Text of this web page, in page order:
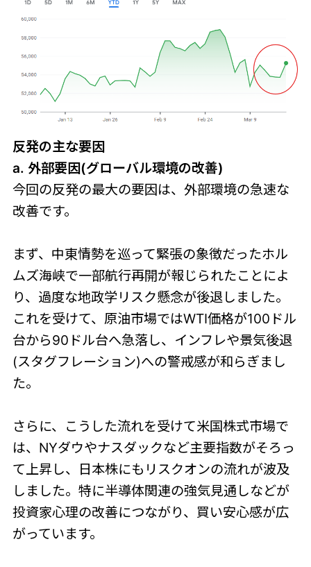
反発の主な要因
a. 外部要因(グローバル環境の改善)
今回の反発の最大の要因は、外部環境の急速な
改善です。
まず、中東情勢を巡って緊張の象徴だったホル
ムズ海峡で一部航行再開が報じられたことによ
り、過度な地政学リスク懸念が後退しました。
これを受けて、原油市場ではWTI価格が100ドル
台から90ドル台へ急落し、インフレや景気後退
(スタグフレーション)への警戒感が和らぎまし
た。
さらに、こうした流れを受けて米国株式市場で
は、NYダウやナスダックなど主要指数がそろっ
て上昇し、日本株にもリスクオンの流れが波及
しました。特に半導体関連の強気見通しなどが
投資家心理の改善につながり、買い安心感が広
がっています。